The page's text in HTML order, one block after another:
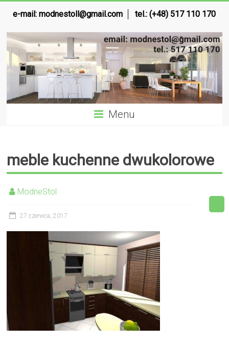
e-mail:modnestoll@gmail.com tel.: (+48) 517 110 170
Menu
meble kuchenne dwukolorowe
ModneStol
27 czerwca, 2017